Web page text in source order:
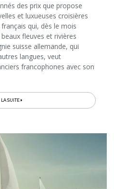
des prix que propose
et luxueuses croisières
qui, dès le mois
fleuves et rivières
suisse allemande, qui
langues, veut
francophones avec son
LA SUITE